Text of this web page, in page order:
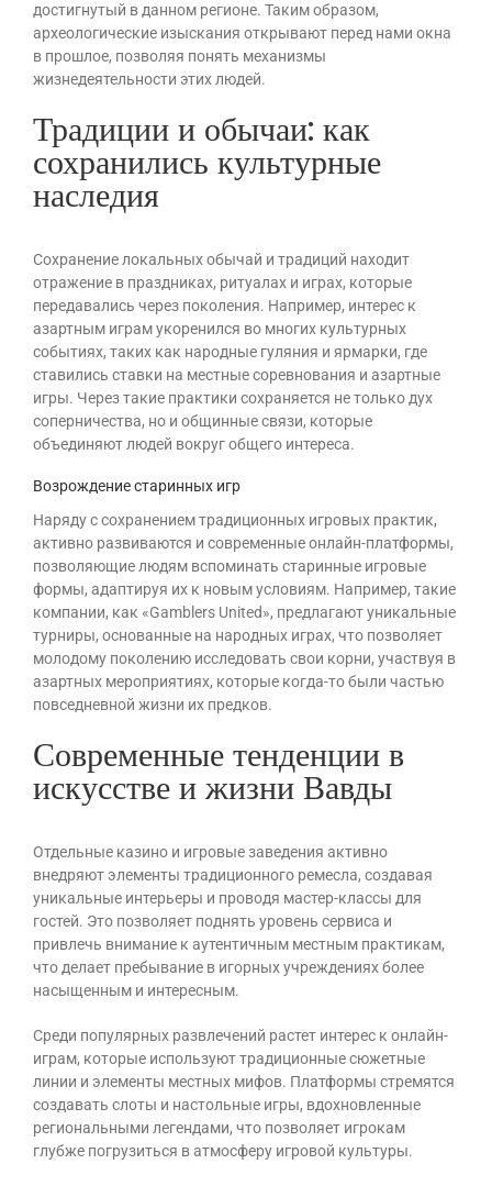
достигнутый в данном регионе. Таким образом,
археологические изыскания открывают перед нами окна
в прошлое, позволяя понять механизмы
жизнедеятельности этих людей.
Традиции и обычаи: как
сохранились культурные
наследия
Сохранение локальных обычай и традиций находит
отражение в праздниках, ритуалах и играх, которые
передавались через поколения. Например, интерес к
азартным играм укоренился во многих культурных
событиях, таких как народные гуляния и ярмарки, где
ставились ставки на местные соревнования и азартные
игры. Через такие практики сохраняется не только дух
соперничества, но и общинные связи, которые
объединяют людей вокруг общего интереса.
Возрождение старинных игр
Наряду с сохранением традиционных игровых практик,
активно развиваются и современные онлайн-платформы,
позволяющие людям вспоминать старинные игровые
формы, адаптируя их к новым условиям. Например, такие
компании, как «Gamblers United», предлагают уникальные
турниры, основанные на народных играх, что позволяет
молодому поколению исследовать свои корни, участвуя в
азартных мероприятиях, которые когда-то были частью
повседневной жизни их предков.
Современные тенденции в
искусстве и жизни Вавды
Отдельные казино и игровые заведения активно
внедряют элементы традиционного ремесла, создавая
уникальные интерьеры и проводя мастер-классы для
гостей. Это позволяет поднять уровень сервиса и
привлечь внимание к аутентичным местным практикам,
что делает пребывание в игорных учреждениях более
насыщенным и интересным.
Среди популярных развлечений растет интерес к онлайн-
играм, которые используют традиционные сюжетные
линии и элементы местных мифов. Платформы стремятся
создавать слоты и настольные игры, вдохновленные
региональными легендами, что позволяет игрокам
глубже погрузиться в атмосферу игровой культуры.